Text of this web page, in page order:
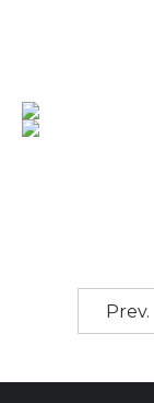
Prev.